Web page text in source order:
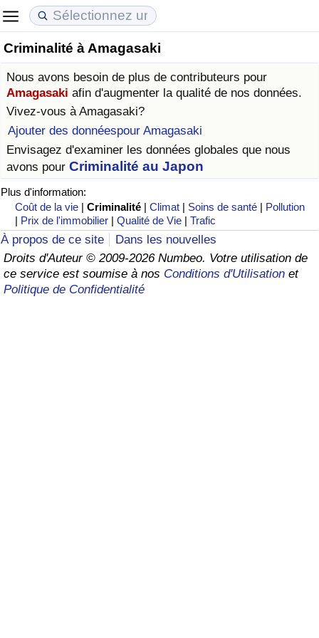
Criminalité à Amagasaki
Nous avons besoin de plus de contributeurs pour
Amagasaki afin d'augmenter la qualité de nos données.
Vivez-vous àAmagasaki?
Ajouter des donnéespour Amagasaki
Envisagez d'examiner les données globales que nous
avons pour Criminalité au Japon
Plus d'information:
Coût de la vie |Criminalité |Climat | Soins de santé | Pollution
| Prix de l'immobilier |Qualité de Vie |Trafic
À propos de ce site
Dans les nouvelles
Droits d'Auteur © 2009-2026 Numbeo. Votre utilisation de
ce service est soumise à nos Conditions d'Utilisation et
Politique de Confidentialité
Coût de la vie
Indice du Coût de la Vie (Actuel)
Indice du Coût de la Vie
Indice du coût de la vie par pays
à Akaba
Prix de l'immobilier
Indice des Prix de l'immobilier (Actuel)
Indice des Prix de l'immobilier
Indice des Prix de l'immobilier par Pays
Qualité de Vie
Indice de Qualité de Vie
Indice de Qualité de Vie (Actuel)
Indice de qualité de vie par pays
Criminalité
Indice de Criminalité (Actuel)
Indice de Criminalité